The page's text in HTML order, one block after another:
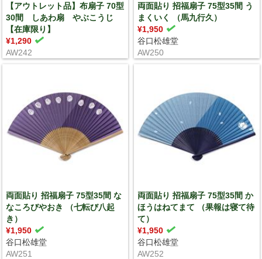
【アウトレット品】布扇子 70型
30間 しあわ扇 やぶこうじ
【在庫限り】
¥1,290
AW242
両面貼り 招福扇子 75型35間 う
まくいく （馬九行久）
¥1,950
谷口松雄堂
AW250
両面貼り 招福扇子 75型35間 な
なころびやおき （七転び八起
き）
¥1,950
谷口松雄堂
AW251
両面貼り 招福扇子 75型35間 か
ほうはねてまて （果報は寝て待
て）
¥1,950
谷口松雄堂
AW252